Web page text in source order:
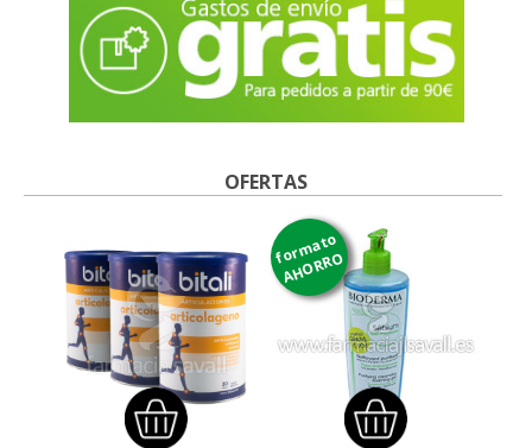
OFERTAS
formato
AHORRO